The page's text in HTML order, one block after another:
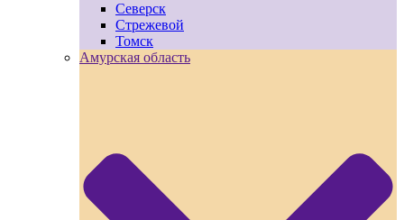
Северск
Стрежевой
Томск
Амурская область